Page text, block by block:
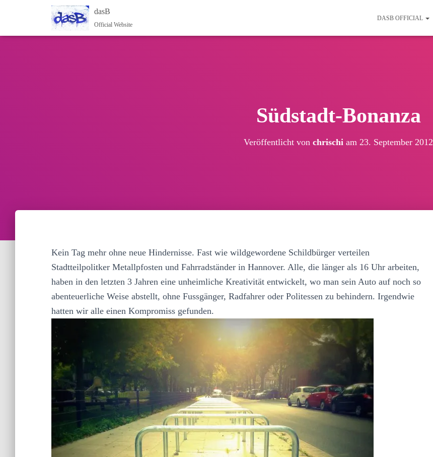
dasB
Official Website
DASB OFFICIAL
Südstadt-Bonanza
Veröffentlicht von chrischi am 23. September 2012
Kein Tag mehr ohne neue Hindernisse. Fast wie wildgewordene Schildbürger verteilen
Stadtteilpolitker Metallpfosten und Fahrradständer in Hannover. Alle, die länger als 16 Uhr arbeiten,
haben in den letzten 3 Jahren eine unheimliche Kreativität entwickelt, wo man sein Auto auf noch so
abenteuerliche Weise abstellt, ohne Fussgänger, Radfahrer oder Politessen zu behindern. Irgendwie
hatten wir alle einen Kompromiss gefunden.